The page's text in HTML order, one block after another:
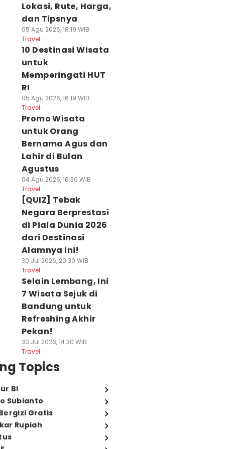
Lokasi, Rute, Harga,
dan Tipsnya
05 Agu 2026, 18:19 WIB
Travel
10 Destinasi Wisata
untuk
Memperingati HUT
RI
05 Agu 2026, 16:19 WIB
Travel
Promo Wisata
untuk Orang
Bernama Agus dan
Lahir di Bulan
Agustus
04 Agu 2026, 16:30 WIB
Travel
[QUIZ] Tebak
Negara Berprestasi
di Piala Dunia 2026
dari Destinasi
Alamnya Ini!
30 Jul 2026, 20:30 WIB
Travel
Selain Lembang, Ini
7 Wisata Sejuk di
Bandung untuk
Refreshing Akhir
Pekan!
30 Jul 2026, 14:30 WIB
Travel
Topics
BI
Subianto
Gratis
Rupiah